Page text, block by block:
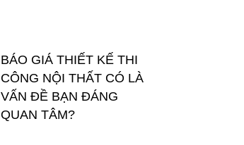
BÁO GIÁ THIẾT KẾ THI
CÔNG NỘI THẤT CÓ LÀ
VẤN ĐỀ BẠN ĐÁNG
QUAN TÂM?